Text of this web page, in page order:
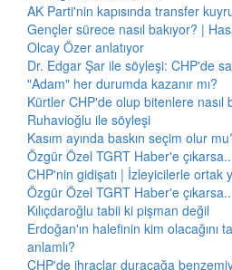
AK Parti'nin kapısında transfer
Gençler sürece nasıl bakıyor? |
Olcay Özer anlatıyor
Dr. Edgar Şar ile söyleşi: CHP'de
"Adam" her durumda kazanır mı?
Kürtler CHP'de olup bitenlere nasıl
Ruhavioğlu ile söyleşi
Kasım ayında baskın seçim olur
Özgür Özel TGRT Haber'e
CHP'nin gidişatı | İzleyicilerle ortak
Özgür Özel TGRT Haber'e
Kılıçdaroğlu tabii ki pişman değil
Erdoğan'ın halefinin kim olacağını
anlamlı?
CHP'de ihraçlar duracağa